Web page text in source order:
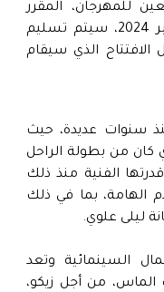
للمهرجان، المقرر
إقامتها في الفترة من 1 إلى 5 أكتوبر 2024، سيتم تسليم
الافتتاح الذي سيقام
سنوات عديدة، حيث
عام 2001، والذي كان من بطولة الراحل
الفنية منذ ذلك
الهامة، بما في ذلك
ليلى علوي.
السينمائية وتعد
من أجل زيكو،